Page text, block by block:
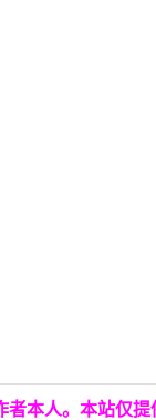
本人。本站仅